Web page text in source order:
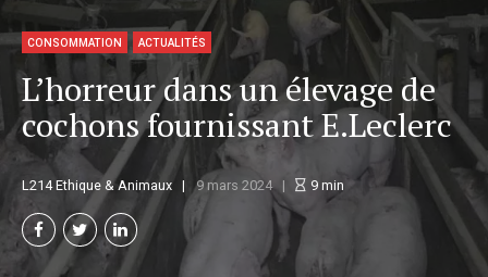
CONSOMMATION ACTUALITÉS
L’horreur dans un élevage de
cochons fournissant E.Leclerc
L214 Ethique & Animaux 9 mars 2024 9 min